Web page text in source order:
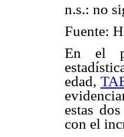
n.s.: no
Fuente:
En el
edad,
estas
con el